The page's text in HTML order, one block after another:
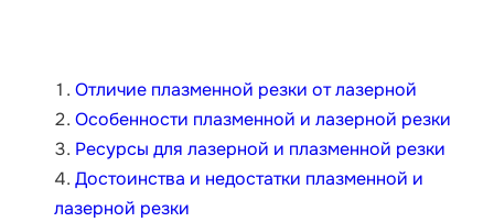
КОНТАКТЫ
Отличие плазменной резки от лазерной
Особенности плазменной и лазерной резки
Ресурсы для лазерной и плазменной резки
Достоинства и недостатки плазменной и
лазерной резки